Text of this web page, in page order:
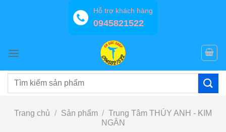
Hỗ trợ khách hàng
0945821522
Tìm
Trang chủ / Sản phẩm / Trung Tâm THÚY ANH - KIM
NGÂN